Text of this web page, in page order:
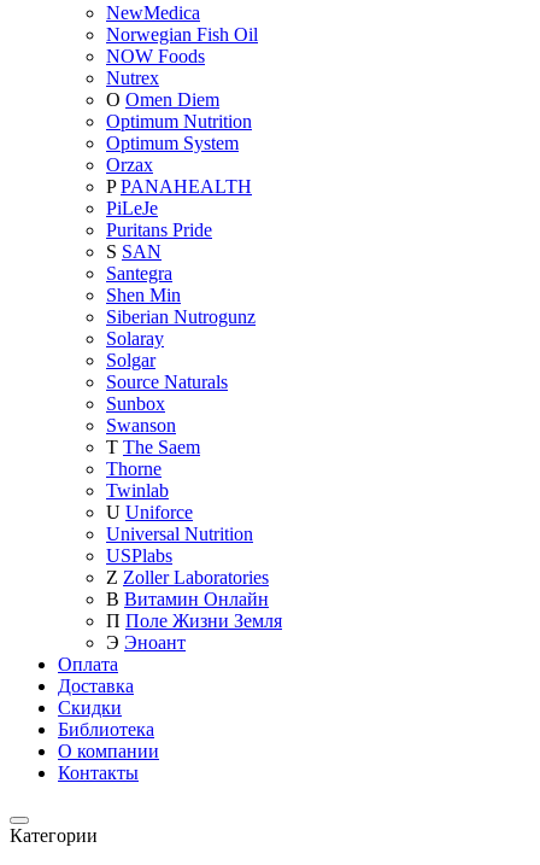
NewMedica
Norwegian Fish Oil
NOW Foods
Nutrex
O Omen Diem
Optimum Nutrition
Optimum System
Orzax
P PANAHEALTH
PiLeJe
Puritans Pride
S SAN
Santegra
Shen Min
Siberian Nutrogunz
Solaray
Solgar
Source Naturals
Sunbox
Swanson
T The Saem
Thorne
Twinlab
U Uniforce
Universal Nutrition
USPlabs
Z Zoller Laboratories
В Витамин Онлайн
П Поле Жизни Земля
Э Эноант
Оплата
Доставка
Скидки
Библиотека
О компании
Контакты
Категории
Категории